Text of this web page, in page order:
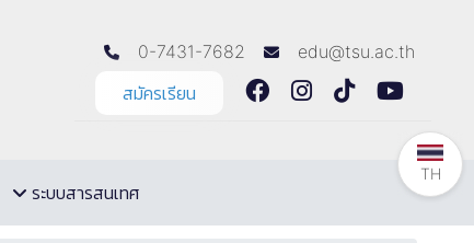
0-7431-7682
edu@tsu.ac.th
สมัครเรียน
ระบบสารสนเทศ
TH